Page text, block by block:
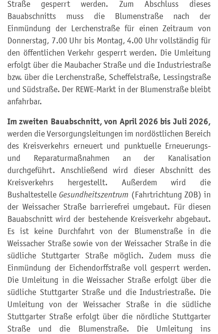
Straße gesperrt werden. Zum Abschluss dieses
Bauabschnitts muss die Blumenstraße nach der
Einmündung der Lerchenstraße für einen Zeitraum von
Donnerstag, 7.00 Uhr bis Montag, 4.00 Uhr vollständig für
den öffentlichen Verkehr gesperrt werden. Die Umleitung
erfolgt über die Maubacher Straße und die Industriestraße
bzw. über die Lerchenstraße, Scheffelstraße, Lessingstraße
und Südstraße. Der REWE-Markt in der Blumenstraße bleibt
anfahrbar.
Im zweiten Bauabschnitt, von April 2026 bis Juli 2026,
werden die Versorgungsleitungen im nordöstlichen Bereich
des Kreisverkehrs erneuert und punktuelle Erneuerungs-
und Reparaturmaßnahmen an der Kanalisation
durchgeführt. Anschließend wird dieser Abschnitt des
Kreisverkehrs hergestellt. Außerdem wird die
Bushaltestelle Gesundheitszentrum (Fahrtrichtung ZOB) in
der Weissacher Straße barrierefrei umgebaut. Für diesen
Bauabschnitt wird der bestehende Kreisverkehr abgebaut.
Es ist keine Durchfahrt von der Blumenstraße in die
Weissacher Straße sowie von der Weissacher Straße in die
südliche Stuttgarter Straße möglich. Zudem muss die
Einmündung der Eichendorffstraße voll gesperrt werden.
Die Umleitung in die Weissacher Straße erfolgt über die
südliche Stuttgarter Straße und die Industriestraße. Die
Umleitung von der Weissacher Straße in die südliche
Stuttgarter Straße erfolgt über die nördliche Stuttgarter
Straße und die Blumenstraße. Die Umleitung ins